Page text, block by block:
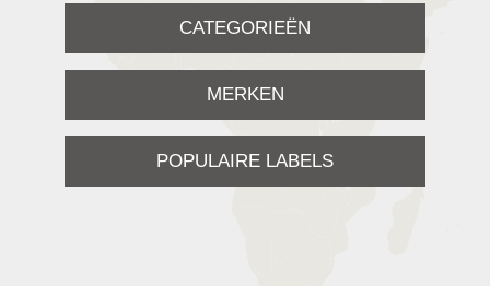
CATEGORIEËN
MERKEN
POPULAIRE LABELS